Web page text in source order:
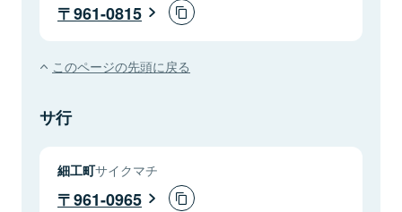
961-0815
このページの先頭に戻る
サ行
細工町サイクマチ
961-0965